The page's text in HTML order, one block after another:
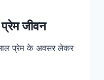
प्रेम जीवन
प्रेम के अवसर लेकर